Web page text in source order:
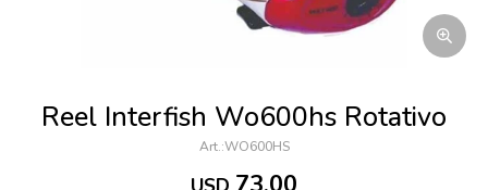
Reel Interfish Wo600hs Rotativo
WO600HS